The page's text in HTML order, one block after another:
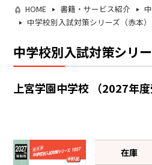
HOME 書籍・サービス紹介
中学校別入試対策シリーズ（赤本）
中学校別入試対策シリー
上宮学園中学校 （2027年度
在庫